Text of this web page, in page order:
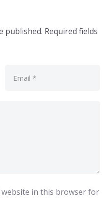
published. Required fields
website in this browser for